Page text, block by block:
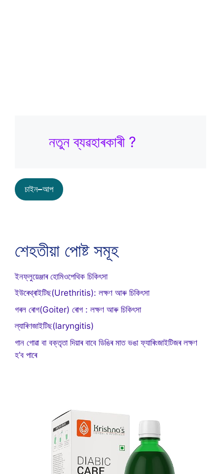
নতুন ব্যৱহাৰকাৰী ?
চাইন–আপ
শেহতীয়া পোষ্ট সমূহ
ইনফ্লুয়েঞ্জাৰ হোমিওপেথিক চিকিৎসা
ইউৰেথ্ৰাইটিছ(Urethritis): লক্ষণ আৰু চিকিৎসা
গৰল ৰোগ(Goiter) ৰোগ : লক্ষণ আৰু চিকিৎসা
ল্যাৰিণজাইটিছ(laryngitis)
গান গোৱা বা বক্তৃতা দিয়াৰ বাবে ডিঙিৰ মাত ভঙা ফ্যাৰিংজাইটিজৰ লক্ষণ
হ’ব পাৰে